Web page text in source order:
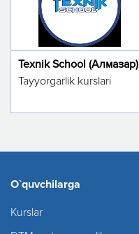
Texnik School (Алмазар)
Tayyorgarlik kurslari
O`quvchilarga
Kurslar